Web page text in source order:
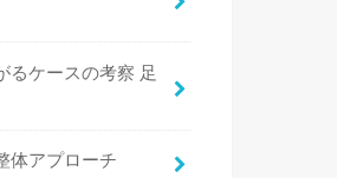
るケースの考察 足
体アプローチ